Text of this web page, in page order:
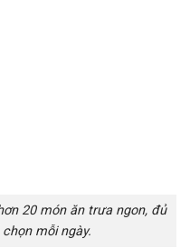
20 món ăn trưa ngon, đủ
mỗi ngày.